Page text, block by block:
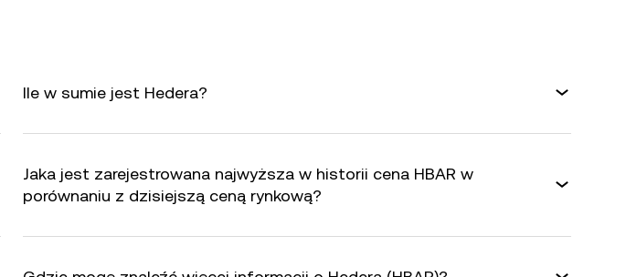
Ile w sumie jest Hedera?
Jaka jest zarejestrowana najwyższa w historii cena HBAR w
porównaniu z dzisiejszą ceną rynkową?